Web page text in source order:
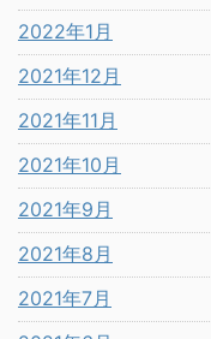
2022年1月
2021年12月
2021年11月
2021年10月
2021年9月
2021年8月
2021年7月